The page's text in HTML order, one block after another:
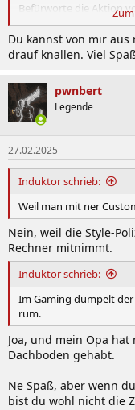
Befürworte die Aktion
Zielgruppe ist. Könnte
Kühlleistung vielleicht.
CPU 75° oder 40°C
Du kannst von mir
drauf knallen. Viel
pwnbert
Legende
27.02.2025
Induktor schrieb:
Weil man mit ner
Nein, weil die Style-
Rechner mitnimmt.
Induktor schrieb:
Im Gaming dümpelt der
rum.
Joa, und mein Opa
Dachboden gehabt.
Ne Spaß, aber wenn
bist du wohl nicht die